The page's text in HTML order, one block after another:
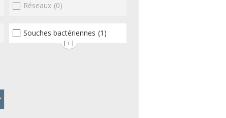
Réseaux (0)
(0)
Souches bactériennes (1)
[+]